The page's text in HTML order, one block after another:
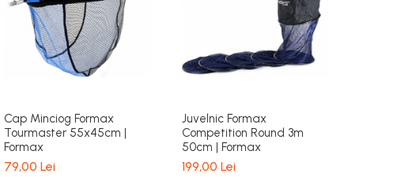
Cap Minciog Formax
Tourmaster 55x45cm |
Formax
79,00 Lei
Juvelnic Formax
Competition Round 3m
50cm | Formax
199,00 Lei